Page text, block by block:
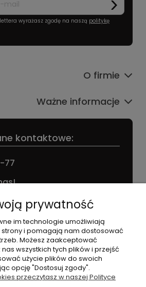
wyrażasz zgodę na naszą politykę
kontaktowe:
77
29
O firmie
Ważne informacje
Zastrzeżone | agneess sklep
prywatność
im technologie umożliwiają
i pomagają nam dostosować
Możesz zaakceptować
wszystkich tych plików i przejść
użycie plików do swoich
opcję "Dostosuj zgody".
przeczytasz w naszej Polityce